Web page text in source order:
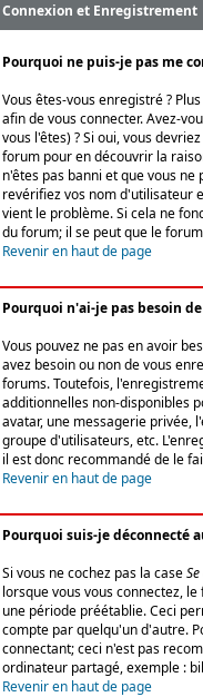
Connexion et Enregistrement
Pourquoi ne puis-je pas me
Vous êtes-vous enregistré ?
afin de vous connecter. Avez-
vous l'êtes) ? Si oui, vous
forum pour en découvrir la
n'êtes pas banni et que vous
revérifiez vos nom d'utilisateur
vient le problème. Si cela ne
du forum; il se peut que le
Revenir en haut de page
Pourquoi n'ai-je pas besoin
Vous pouvez ne pas en avoir
avez besoin ou non de vous
forums. Toutefois,
additionnelles non-disponibles
avatar, une messagerie privée,
groupe d'utilisateurs, etc.
il est donc recommandé de le
Revenir en haut de page
Pourquoi suis-je déconnecté
Si vous ne cochez pas la case
lorsque vous vous connectez,
une période préétablie. Ceci
compte par quelqu'un d'autre.
connectant; ceci n'est pas
ordinateur partagé, exemple :
Revenir en haut de page